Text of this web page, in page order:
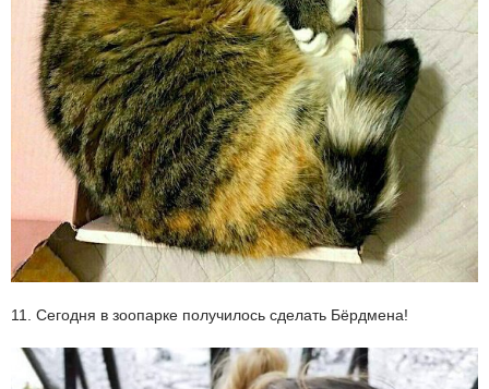
11. Сегодня в зоопарке получилось сделать Бёрдмена!